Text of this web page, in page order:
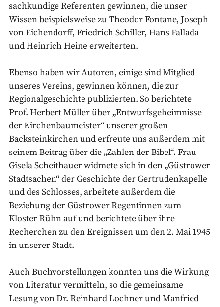
sachkundige Referenten gewinnen, die unser
Wissen beispielsweise zu Theodor Fontane, Joseph
von Eichendorff, Friedrich Schiller, Hans Fallada
und Heinrich Heine erweiterten.
Ebenso haben wir Autoren, einige sind Mitglied
unseres Vereins, gewinnen können, die zur
Regionalgeschichte publizierten. So berichtete
Prof. Herbert Müller über „Entwurfsgeheimnisse
der Kirchenbaumeister“ unserer großen
Backsteinkirchen und erfreute uns außerdem mit
seinem Beitrag über die „Zahlen der Bibel“. Frau
Gisela Scheithauer widmete sich in den „Güstrower
Stadtsachen“ der Geschichte der Gertrudenkapelle
und des Schlosses, arbeitete außerdem die
Beziehung der Güstrower Regentinnen zum
Kloster Rühn auf und berichtete über ihre
Recherchen zu den Ereignissen um den 2. Mai 1945
in unserer Stadt.
Auch Buchvorstellungen konnten uns die Wirkung
von Literatur vermitteln, so die gemeinsame
Lesung von Dr. Reinhard Lochner und Manfried